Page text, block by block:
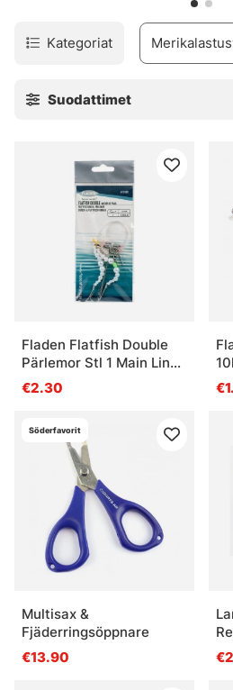
Kategoriat
Suodattimet
Fladen Flatfish Double
Pärlemor Stl 1 Main Line
0.50mm, Leader 0.40mm
€2.30
Söderfavorit
Multisax &
Fjäderringsöppnare
€13.90